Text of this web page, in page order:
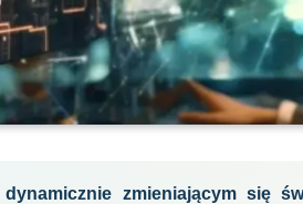
dynamicznie zmieniającym się